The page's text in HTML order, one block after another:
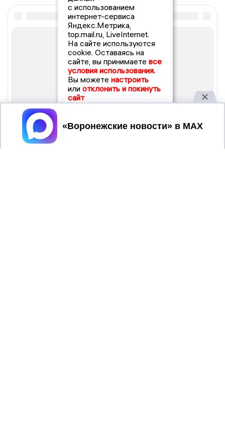
с использованием
интернет-сервиса
Яндекс.Метрика,
top.mail.ru, LiveInternet.
На сайте используются
cookie. Оставаясь на
сайте, вы принимаете все
условия использования.
Вы можете настроить
или отклонить и покинуть
сайт
Принять